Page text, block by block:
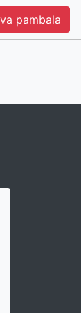
pambala